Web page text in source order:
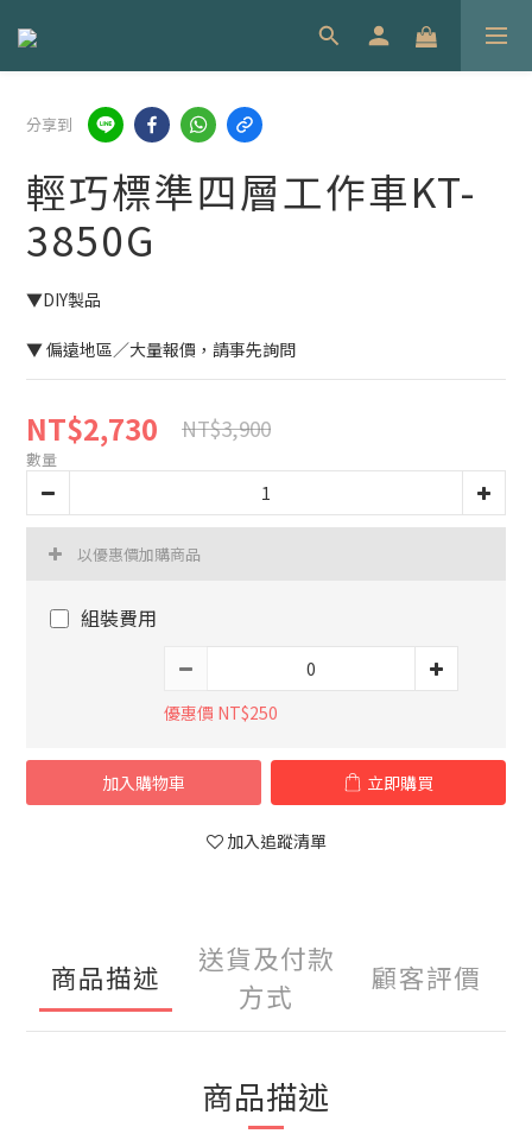
分享到
輕巧標準四層工作車KT-
3850G
▼DIY製品
▼ 偏遠地區／大量報價，請事先詢問
NT$2,730 NT$3,900
數量
以優惠價加購商品
組裝費用
優惠價 NT$250
加入購物車 立即購買
加入追蹤清單
商品描述
送貨及付款
方式
顧客評價
商品描述